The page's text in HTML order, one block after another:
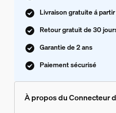
Livraison gratuite á
Retour gratuit de 30
Garantie de 2 ans
Paiement sécurisé
À propos du Connecteur